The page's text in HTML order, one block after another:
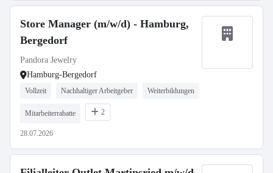
Store Manager (m/w/d) - Hamburg,
Bergedorf
Pandora Jewelry
Hamburg-Bergedorf
Vollzeit Nachhaltiger Arbeitgeber Weiterbildungen
Mitarbeiterrabatte 2
28.07.2026